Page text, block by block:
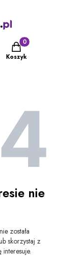
Produkty w
Koszyk
nie
została
skorzystaj z